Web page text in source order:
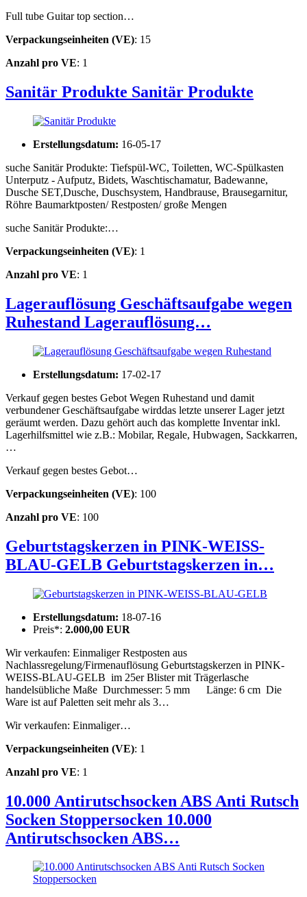
Full tube Guitar top section…
Verpackungseinheiten (VE): 15
Anzahl pro VE: 1
Sanitär Produkte Sanitär Produkte
Erstellungsdatum: 16-05-17
suche Sanitär Produkte: Tiefspül-WC, Toiletten, WC-Spülkasten
Unterputz - Aufputz, Bidets, Waschtischamatur, Badewanne,
Dusche SET,Dusche, Duschsystem, Handbrause, Brausegarnitur,
Röhre Baumarktposten/ Restposten/ große Mengen
suche Sanitär Produkte:…
Verpackungseinheiten (VE): 1
Anzahl pro VE: 1
Lagerauflösung Geschäftsaufgabe wegen
Ruhestand Lagerauflösung…
Erstellungsdatum: 17-02-17
Verkauf gegen bestes Gebot Wegen Ruhestand und damit
verbundener Geschäftsaufgabe wirddas letzte unserer Lager jetzt
geräumt werden. Dazu gehört auch das komplette Inventar inkl.
Lagerhilfsmittel wie z.B.: Mobilar, Regale, Hubwagen, Sackkarren,
…
Verkauf gegen bestes Gebot…
Verpackungseinheiten (VE): 100
Anzahl pro VE: 100
Geburtstagskerzen in PINK-WEISS-
BLAU-GELB Geburtstagskerzen in…
Erstellungsdatum: 18-07-16
Preis*: 2.000,00 EUR
Wir verkaufen: Einmaliger Restposten aus
Nachlassregelung/Firmenauflösung Geburtstagskerzen in PINK-
WEISS-BLAU-GELB im 25er Blister mit Trägerlasche
handelsübliche Maße Durchmesser: 5 mm Länge: 6 cm Die
Ware ist auf Paletten seit mehr als 3…
Wir verkaufen: Einmaliger…
Verpackungseinheiten (VE): 1
Anzahl pro VE: 1
10.000 Antirutschsocken ABS Anti Rutsch
Socken Stoppersocken 10.000
Antirutschsocken ABS…